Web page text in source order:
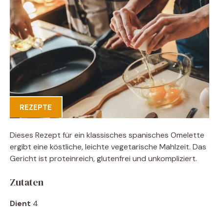
REZEPTE
Dieses Rezept für ein klassisches spanisches Omelette
ergibt eine köstliche, leichte vegetarische Mahlzeit. Das
Gericht ist proteinreich, glutenfrei und unkompliziert.
Zutaten
Dient 4